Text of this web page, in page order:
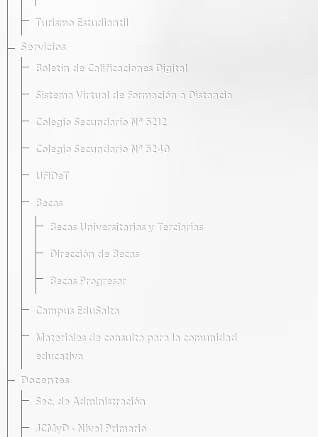
Turismo Estudiantil
Servicios
Boletín de Calificaciones Digital
Sistema Virtual de Formación a Distancia
Colegio Secundario Nº 5212
Colegio Secundario Nº 5240
UFIDeT
Becas
Becas Universitarias y Terciarias
Dirección de Becas
Becas Progresar
Campus EduSalta
Materiales de consulta para la comunidad
educativa
Docentes
Sec. de Administración
JCMyD · Nivel Primario